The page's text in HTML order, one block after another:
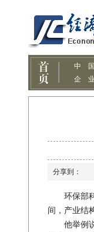
分享到：
环保部科
间，产业结
他举例说